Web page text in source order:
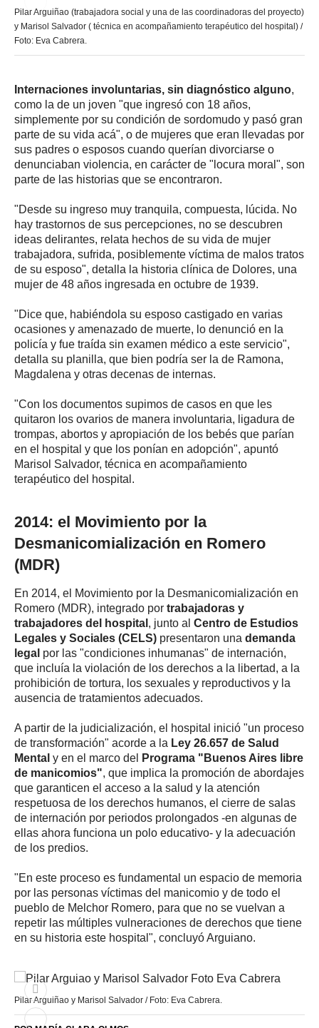
Pilar Arguiñao (trabajadora social y una de las coordinadoras del proyecto)
y Marisol Salvador ( técnica en acompañamiento terapéutico del hospital) /
Foto: Eva Cabrera.
Internaciones involuntarias, sin diagnóstico alguno,
como la de un joven "que ingresó con 18 años,
simplemente por su condición de sordomudo y pasó gran
parte de su vida acá", o de mujeres que eran llevadas por
sus padres o esposos cuando querían divorciarse o
denunciaban violencia, en carácter de "locura moral", son
parte de las historias que se encontraron.
"Desde su ingreso muy tranquila, compuesta, lúcida. No
hay trastornos de sus percepciones, no se descubren
ideas delirantes, relata hechos de su vida de mujer
trabajadora, sufrida, posiblemente víctima de malos tratos
de su esposo", detalla la historia clínica de Dolores, una
mujer de 48 años ingresada en octubre de 1939.
"Dice que, habiéndola su esposo castigado en varias
ocasiones y amenazado de muerte, lo denunció en la
policía y fue traída sin examen médico a este servicio",
detalla su planilla, que bien podría ser la de Ramona,
Magdalena y otras decenas de internas.
"Con los documentos supimos de casos en que les
quitaron los ovarios de manera involuntaria, ligadura de
trompas, abortos y apropiación de los bebés que parían
en el hospital y que los ponían en adopción", apuntó
Marisol Salvador, técnica en acompañamiento
terapéutico del hospital.
2014: el Movimiento por la
Desmanicomialización en Romero
(MDR)
En 2014, el Movimiento por la Desmanicomialización en
Romero (MDR), integrado por trabajadoras y
trabajadores del hospital , junto al Centro de Estudios
Legales y Sociales (CELS) presentaron una demanda
legal por las "condiciones inhumanas" de internación,
que incluía la violación de los derechos a la libertad, a la
prohibición de tortura, los sexuales y reproductivos y la
ausencia de tratamientos adecuados.
A partir de la judicialización, el hospital inició "un proceso
de transformación" acorde a la Ley 26.657 de Salud
Mental y en el marco del
Programa "Buenos Aires libre
de manicomios", que implica la promoción de abordajes
que garanticen el acceso a la salud y la atención
respetuosa de los derechos humanos, el cierre de salas
de internación por periodos prolongados -en algunas de
ellas ahora funciona un polo educativo- y la adecuación
de los predios.
"En este proceso es fundamental un espacio de memoria
por las personas víctimas del manicomio y de todo el
pueblo de Melchor Romero, para que no se vuelvan a
repetir las múltiples vulneraciones de derechos que tiene
en su historia este hospital", concluyó Arguiano.
Pilar Arguiñao y Marisol Salvador / Foto: Eva Cabrera.